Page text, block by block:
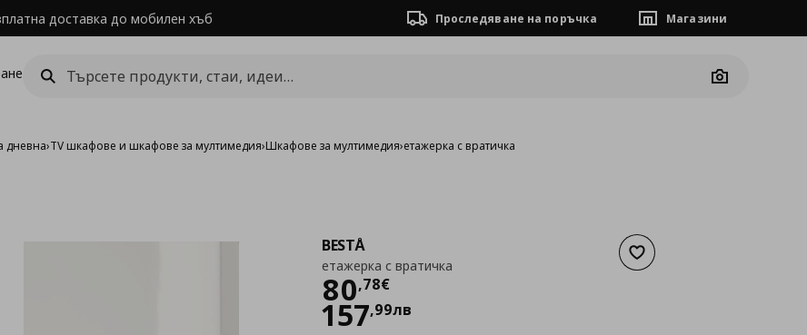
доставка до мобилен хъб Проследяване на поръчка Магазини
Camera
дневна›TV шкафове и шкафове за мултимедия›Шкафове за мултимедия›етажерка с вратичка
Добави към списъка с
BESTÅ
етажерка с вратичка
80,78€
Цена
157,99лв